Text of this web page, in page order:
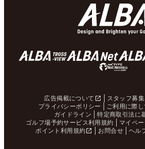
広告掲載について スタッフ募集
プライバシーポリシー
ご利用に際し
ガイドライン
特定商取引法に
ゴルフ場予約サービス利用規約
マイペ
ポイント利用規約
お問合せ ヘル